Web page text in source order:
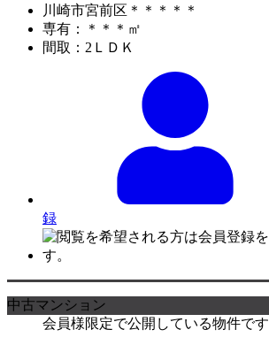
川崎市宮前区＊＊＊＊＊
専有：＊＊＊㎡
間取：2ＬＤＫ
録
中古マンション
会員様限定で公開している物件です